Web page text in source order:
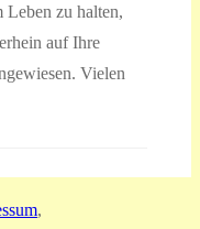
Leben zu halten,
auf Ihre
Vielen
,